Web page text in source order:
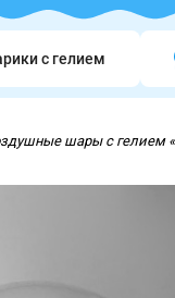
c гелием
шары с гелием